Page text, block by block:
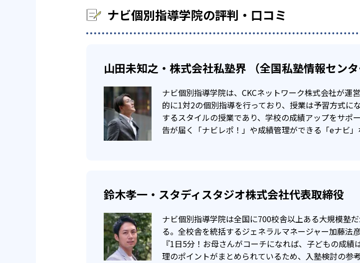
03 成績保証制度（中学生）がある
60点以上で入会の場合、その教科が80点以上
以上を達成できなかった場合は、その後の1学期間（3カ月）の授業料
おり、幅広い科目をすべて受けたい場合には、制限がある。
ナビ個別指導学院の評判・口コミ
山田未知之・株式会社私塾界 （全国私塾情報セン
ナビ個別指導学院は、CKCネットワーク株式会社が
的に1対2の個別指導を行っており、授業は予習方式
するスタイルの授業であり、学校の成績アップをサポ
告が届く「ナビレポ！」や成績管理ができる「eナビ
鈴木孝一・スタディスタジオ株式会社代表取締役
ナビ個別指導学院は全国に700校舎以上ある大規模塾
る。全校舎を統括するジェネラルマネージャー加藤法
『1日5分！お母さんがコーチになれば、子どもの成
理のポイントがまとめられているため、入塾検討の参